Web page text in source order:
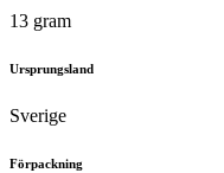
13 gram
Ursprungsland
Sverige
Förpackning